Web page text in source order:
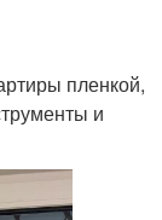
пленкой,
и